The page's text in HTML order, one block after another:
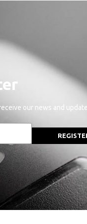
our news and